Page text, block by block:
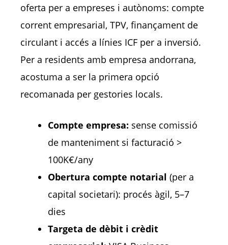
oferta per a empreses i autònoms: compte
corrent empresarial, TPV, finançament de
circulant i accés a línies ICF per a inversió.
Per a residents amb empresa andorrana,
acostuma a ser la primera opció
recomanada per gestories locals.
Compte empresa: sense comissió
de manteniment si facturació >
100K€/any
Obertura compte notarial (per a
capital societari): procés àgil, 5–7
dies
Targeta de dèbit i crèdit